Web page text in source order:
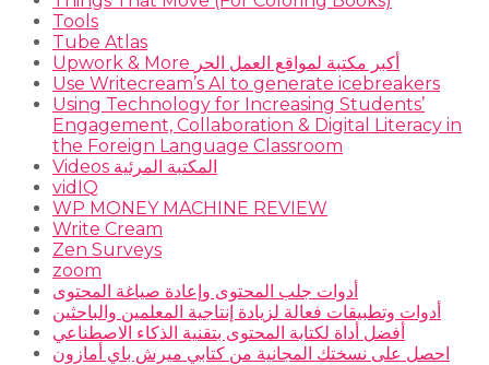
Tools
Tube Atlas
Upwork & More أكبر مكتبة لمواقع العمل الحر
Use Writecream’s AI to generate icebreakers
Using Technology for Increasing Students’
Engagement, Collaboration & Digital Literacy in
the Foreign Language Classroom
Videos المكتبة المرئية
vidIQ
WP MONEY MACHINE REVIEW
Write Cream
Zen Surveys
zoom
أدوات جلب المحتوى وإعادة صياغة المحتوى
أدوات وتطبيقات فعالة لزيادة إنتاجية المعلمين والباحثين
أفضل أداة لكتابة المحتوى بتقنية الذكاء الاصطناعي
احصل على نسختك المجانية من كتابي ميرش باي أمازون